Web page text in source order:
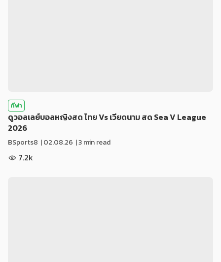
กีฬา
ดูวอลเลย์บอลหญิงสด ไทย Vs เวียดนาม สด Sea V League
2026
BSports8 |02.08.26 | 3 min read
7.2k